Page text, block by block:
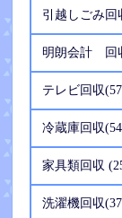
引越しごみ回
明朗会計 回
テレビ回収
冷蔵庫回収
家具類回収
洗濯機回収